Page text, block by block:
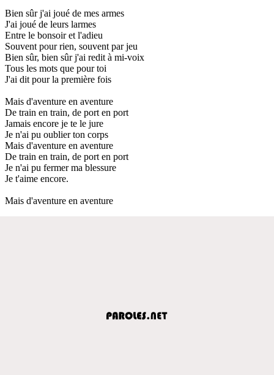
Bien sûr j'ai joué de mes armes
J'ai joué de leurs larmes
Entre le bonsoir et l'adieu
Souvent pour rien, souvent par jeu
Bien sûr, bien sûr j'ai redit à mi-voix
Tous les mots que pour toi
J'ai dit pour la première fois
Mais d'aventure en aventure
De train en train, de port en port
Jamais encore je te le jure
Je n'ai pu oublier ton corps
Mais d'aventure en aventure
De train en train, de port en port
Je n'ai pu fermer ma blessure
Je t'aime encore.
Mais d'aventure en aventure